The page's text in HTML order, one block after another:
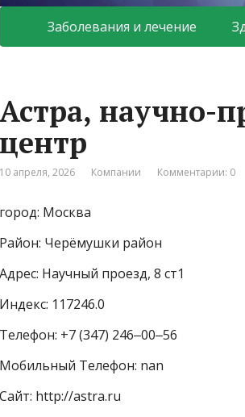
Заболевания и лечение
Астра, научно-
центр
10 апреля, 2026 Компании Комментарии: 0
город: Москва
Район: Черёмушки район
Адрес: Научный проезд, 8 ст1
Индекс: 117246.0
Телефон: +7 (347) 246‒00‒56
Мобильный Телефон: nan
Сайт: http://astra.ru